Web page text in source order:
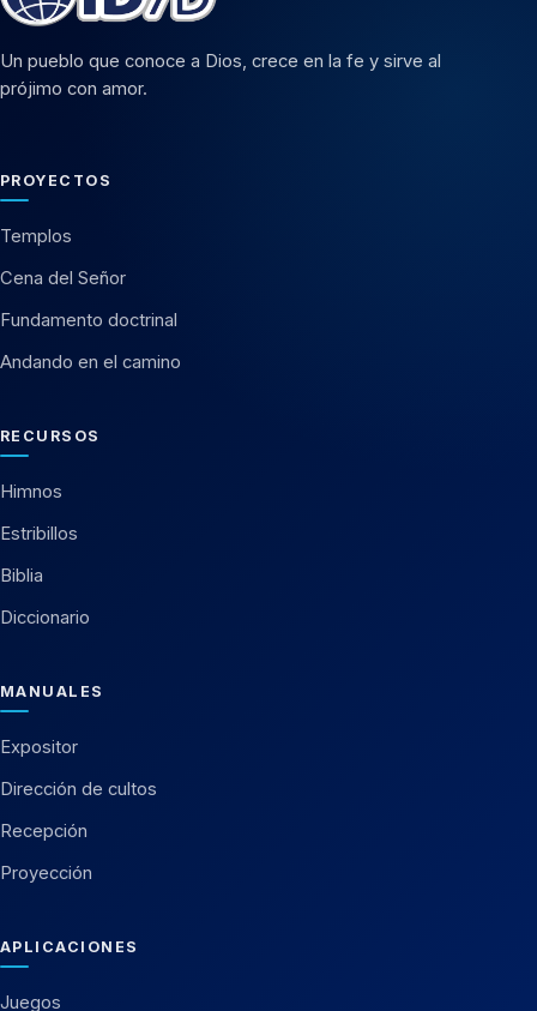
Un pueblo que conoce a Dios, crece en la fe y sirve al
prójimo con amor.
PROYECTOS
Templos
Cena del Señor
Fundamento doctrinal
Andando en el camino
RECURSOS
Himnos
Estribillos
Biblia
Diccionario
MANUALES
Expositor
Dirección de cultos
Recepción
Proyección
APLICACIONES
Juegos